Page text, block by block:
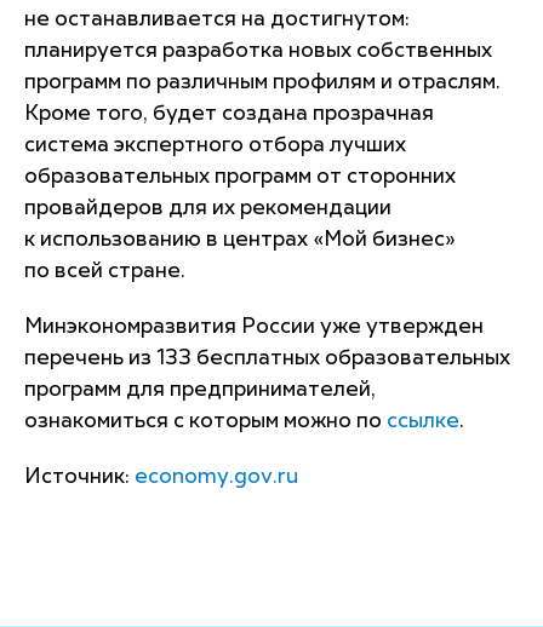
не останавливается на достигнутом:
планируется разработка новых собственных
программ по различным профилям и отраслям.
Кроме того, будет создана прозрачная
система экспертного отбора лучших
образовательных программ от сторонних
провайдеров для их рекомендации
к использованию в центрах «Мой бизнес»
по всей стране.
Минэкономразвития России уже утвержден
перечень из 133 бесплатных образовательных
программ для предпринимателей,
ознакомиться с которым можно по ссылке.
Источник: economy.gov.ru